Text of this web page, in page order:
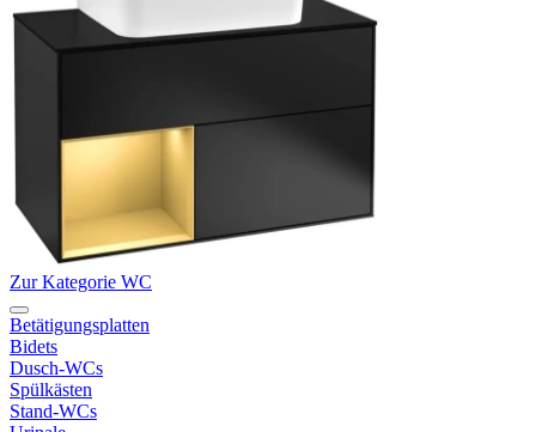
Zur Kategorie WC
Betätigungsplatten
Bidets
Dusch-WCs
Spülkästen
Stand-WCs